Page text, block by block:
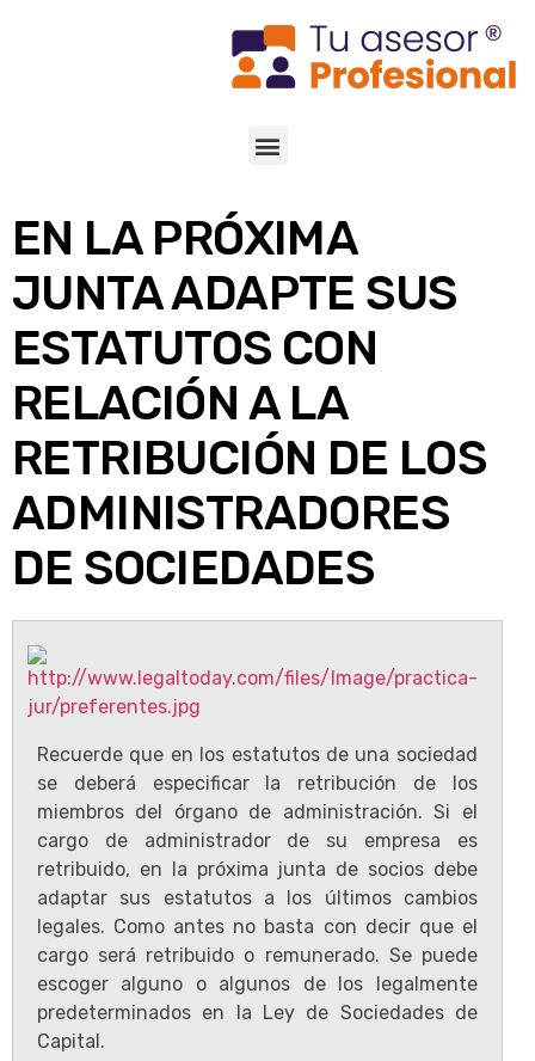
EN LA PRÓXIMA
JUNTA ADAPTE SUS
ESTATUTOS CON
RELACIÓN A LA
RETRIBUCIÓN DE LOS
ADMINISTRADORES
DE SOCIEDADES
Recuerde que en los estatutos de una sociedad
se deberá especificar la retribución de los
miembros del órgano de administración. Si el
cargo de administrador de su empresa es
retribuido, en la próxima junta de socios debe
adaptar sus estatutos a los últimos cambios
legales. Como antes no basta con decir que el
cargo será retribuido o remunerado. Se puede
escoger alguno o algunos de los legalmente
predeterminados en la Ley de Sociedades de
Capital.